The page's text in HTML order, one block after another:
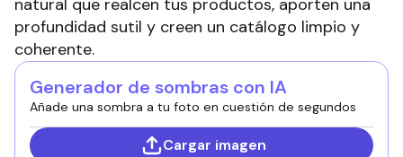
natural que realcen tus productos, aporten una
profundidad sutil y creen un catálogo limpio y
coherente.
Generador de sombras con IA
Añade una sombra a tu foto en cuestión de segundos
Cargar imagen